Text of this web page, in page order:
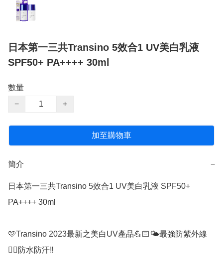
日本第一三共Transino 5效合1 UV美白乳液
SPF50+ PA++++ 30ml
數量
−
+
加至購物車
簡介 −
日本第一三共Transino 5效合1 UV美白乳液 SPF50+
PA++++ 30ml
🩷Transino 2023最新之美白UV產品💪🏻🌤最強防紫外線
👉🏻防水防汗‼️